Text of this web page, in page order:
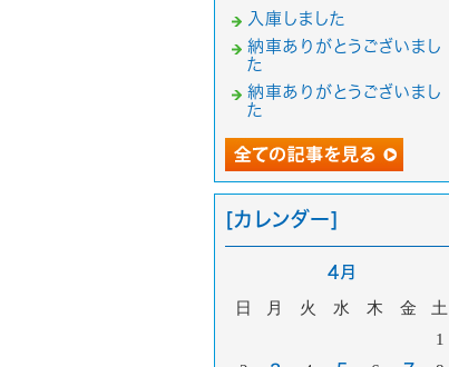
入庫しました
納車ありがとうございまし
た
納車ありがとうございまし
た
[カレンダー]
4月
日 月 火 水 木 金
土
1